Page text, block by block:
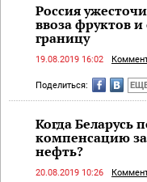
Россия
ввоза фруктов
границу
19.08.2019 16:02
Поделиться:
Когда Беларусь
компенсацию
нефть?
20.08.2019 10:26